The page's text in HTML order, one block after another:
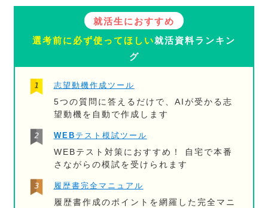
就活生におすすめ
選考前に必ず使ってほしい就活資料ランキン
グ
志望動機作成ツール
5つの質問に答えるだけで、AIが受かる志
望動機を自動で作成します
WEBテスト模試ツール
WEBテスト対策におすすめ！ 自宅で本番
さながらの模試を受けられます
履歴書完全マニュアル
履歴書作成のポイントを網羅した完全マニ